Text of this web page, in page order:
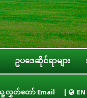
ဥပဒေဆိုင်ရာများ
ပြည်နယ် အစိုးရအဖွဲ့တို့နှင့် လုပ်
လွှတ်တော် Email | EN